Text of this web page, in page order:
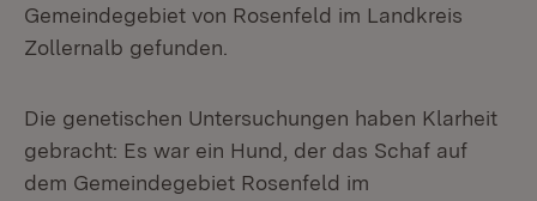
Gemeindegebiet von Rosenfeld im Landkreis
Zollernalb gefunden.
Die genetischen Untersuchungen haben Klarheit
gebracht: Es war ein Hund, der das Schaf auf
dem Gemeindegebiet Rosenfeld im